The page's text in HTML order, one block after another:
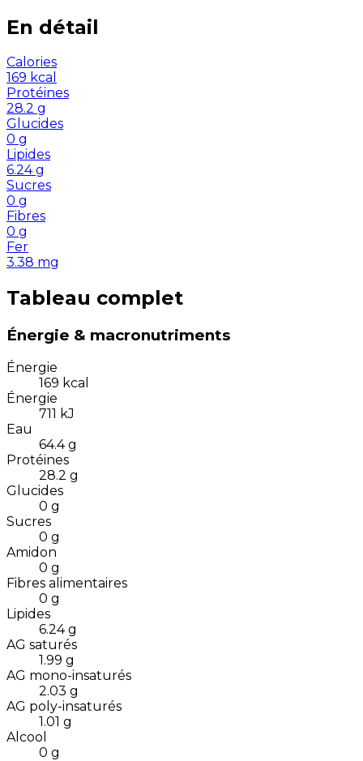
En détail
Calories
169 kcal
Protéines
28.2 g
Glucides
0 g
Lipides
6.24 g
Sucres
0 g
Fibres
0 g
Fer
3.38 mg
Tableau complet
Énergie & macronutriments
Énergie
169 kcal
Énergie
711 kJ
Eau
64.4 g
Protéines
28.2 g
Glucides
0 g
Sucres
0 g
Amidon
0 g
Fibres alimentaires
0 g
Lipides
6.24 g
AG saturés
1.99 g
AG mono-insaturés
2.03 g
AG poly-insaturés
1.01 g
Alcool
0 g